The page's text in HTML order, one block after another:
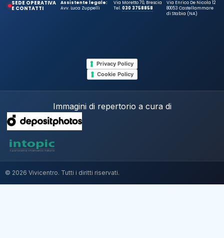
SEDE OPERATIVA
E CONTATTI
Assistente legale:
Avv. Luca Zuppelli
Via Moretto 70, Brescia
Tel.030 3758858
Via Enrico De Nicola 12
80053 Castellammare
di Stabia (NA)
Privacy Policy
Cookie Policy
Immagini di repertorio a cura di
© 2026 Vivicentro. Tutti i diritti riservati.